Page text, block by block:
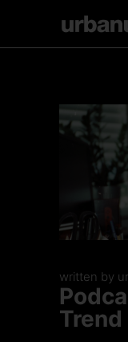
written by
Trend